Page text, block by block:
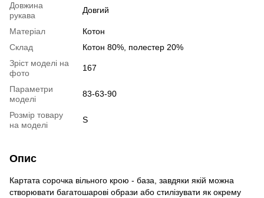
Довжина
рукава
Довгий
Матеріал
Котон
Склад
Котон 80%, полестер 20%
Зріст моделі на
фото
167
Параметри
моделі
83-63-90
Розмір товару
на моделі
S
Опис
Картата сорочка вільного крою - база, завдяки якій можна
створювати багатошарові образи або стилізувати як окрему